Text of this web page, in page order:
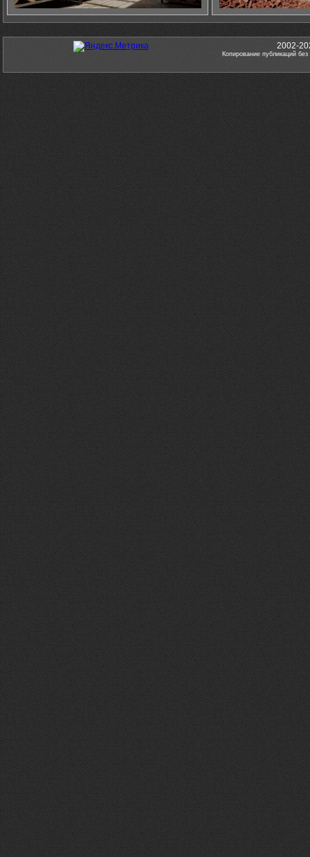
2002-
Копирование публикаций